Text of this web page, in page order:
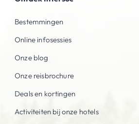
Bestemmingen
Online infosessies
Onze blog
Onze reisbrochure
Deals en kortingen
Activiteiten bij onze hotels